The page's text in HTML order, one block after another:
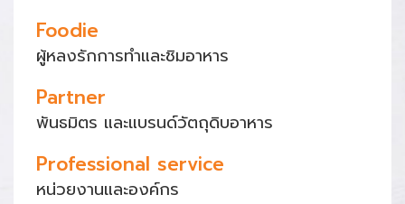
Foodie
ผู้หลงรักการทำและชิมอาหาร
Partner
พันธมิตร และแบรนด์วัตถุดิบอาหาร
Professional service
หน่วยงานและองค์กร